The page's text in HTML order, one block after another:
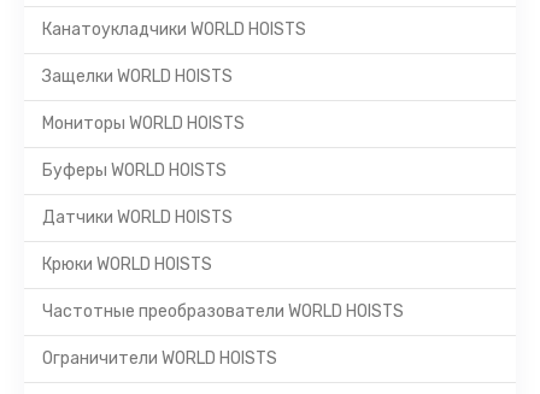
Канатоукладчики WORLD HOISTS
Защелки WORLD HOISTS
Мониторы WORLD HOISTS
Буферы WORLD HOISTS
Датчики WORLD HOISTS
Крюки WORLD HOISTS
Частотные преобразователи WORLD HOISTS
Ограничители WORLD HOISTS